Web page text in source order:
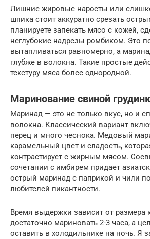
Лишние жировые наросты или
шпика стоит аккуратно срезать
планируете запекать мясо с кожей,
неглубокие надрезы ромбиком. Это
вытапливаться равномерно, а
глубже в волокна. Такие простые
текстуру мяса более однородной.
Маринование свиной
Маринад — это не только вкус, но и
волокна. Классический вариант
перец и много чеснока. Медовый
карамельный цвет и сладость,
контрастирует с жирным мясом.
сочетании с имбирем придает
острый маринад с паприкой и чили
любителей пикантности.
Время выдержки зависит от размера
достаточно мариновать 2-3 часа, а
оставить в холодильнике на ночь. Я